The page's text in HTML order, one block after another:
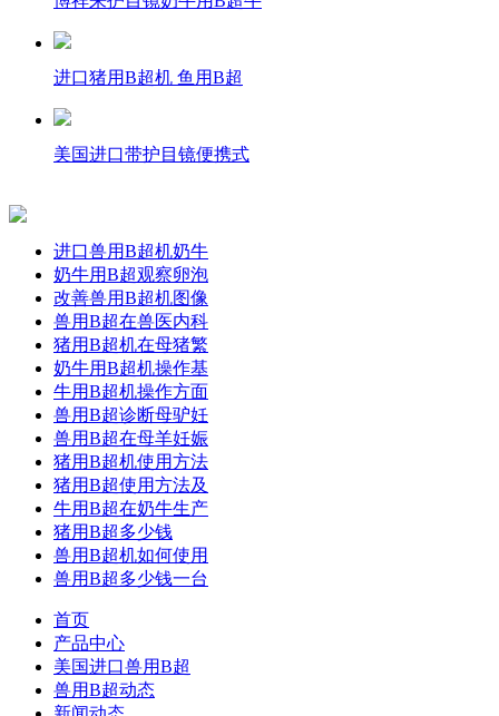
进口猪用B超机 鱼用B超
美国进口带护目镜便携式
进口兽用B超机奶牛
奶牛用B超观察卵泡
改善兽用B超机图像
兽用B超在兽医内科
猪用B超机在母猪繁
奶牛用B超机操作基
牛用B超机操作方面
兽用B超诊断母驴妊
兽用B超在母羊妊娠
猪用B超机使用方法
猪用B超使用方法及
牛用B超在奶牛生产
猪用B超多少钱
兽用B超机如何使用
兽用B超多少钱一台
首页
产品中心
美国进口兽用B超
兽用B超动态